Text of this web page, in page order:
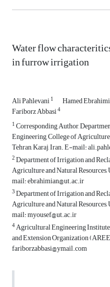
Water flow
in furrow irrigation
Ali Pahlevani1 Hamed
Fariborz Abbasi4
1Corresponding Author,
Engineering, College of
Tehran, Karaj, Iran. E-mail:
2Department of Irrigation and
Agriculture and Natural
mail: ebrahimian@ut.ac.ir
3Department of Irrigation and
Agriculture and Natural
mail: myousef@ut.ac.ir
4Agricultural Engineering
and Extension Organization
fariborzabbasi@ymail.com